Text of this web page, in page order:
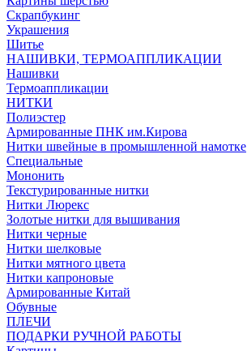
Скрапбукинг
Украшения
Шитье
НАШИВКИ, ТЕРМОАППЛИКАЦИИ
Нашивки
Термоаппликации
НИТКИ
Полиэстер
Армированные ПНК им.Кирова
Нитки швейные в промышленной намотке
Специальные
Мононить
Текстурированные нитки
Нитки Люрекс
Золотые нитки для вышивания
Нитки черные
Нитки шелковые
Нитки мятного цвета
Нитки капроновые
Армированные Китай
Обувные
ПЛЕЧИ
ПОДАРКИ РУЧНОЙ РАБОТЫ